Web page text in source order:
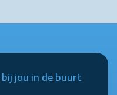
jou in de buurt